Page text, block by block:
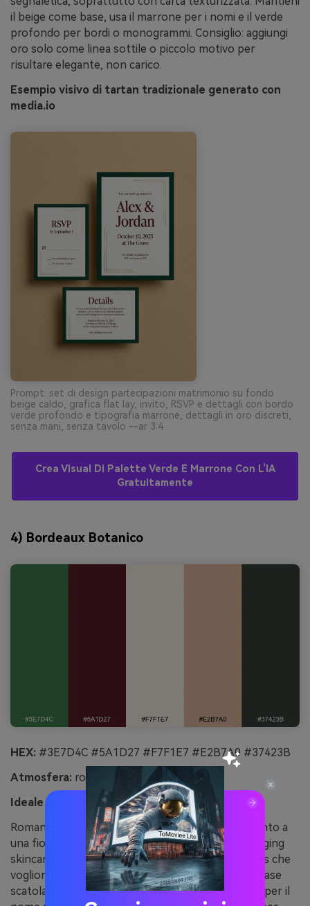
il beige come base, usa il marrone per i nomi e il verde
profondo per bordi o monogrammi. Consiglio: aggiungi
oro solo come linea sottile o piccolo motivo per
risultare elegante, non carico.
Esempio visivo di tartan tradizionale generato con
media.io
Prompt: set di design partecipazioni matrimonio su fondo
beige caldo, grafica flat lay, invito, RSVP e dettagli con bordo
verde profondo e tipografia marrone, dettagli in oro discreti,
senza mani, senza tavolo --ar 3:4
Crea Visual Di Palette Verde E Marrone Con L’IA
Gratuitamente
4) Bordeaux Botanico
HEX: #3E7D4C #5A1D27 #F7F1E7 #E2B7A0 #37423B
Atmosfera: romantico, botanico, calmo
Ideale per:
packaging per skincare
Romantico e botanico, come foglie pressate accanto a
una fioritura bordeaux smorzata. Ideale per packaging
skincare, etichette di erboristeria e brand wellness che
vogliono raffinatezza e calma. Usa l’avorio come base
scatola, il verde per icone botaniche e il bordeaux per il